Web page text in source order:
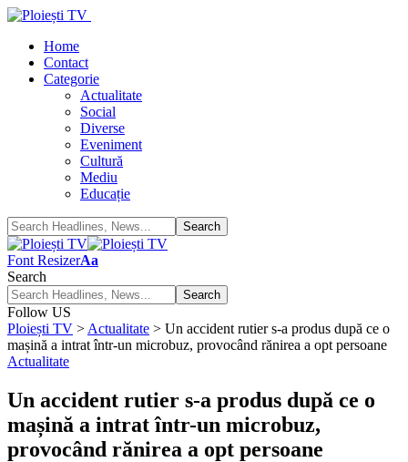
Home
Contact
Categorie
Actualitate
Social
Diverse
Eveniment
Cultură
Mediu
Educație
Font ResizerAa
Search
Follow US
Ploiești TV > Actualitate > Un accident rutier s-a produs după ce o
mașină a intrat într-un microbuz, provocând rănirea a opt persoane
Actualitate
Un accident rutier s-a produs după ce o
mașină a intrat într-un microbuz,
provocând rănirea a opt persoane